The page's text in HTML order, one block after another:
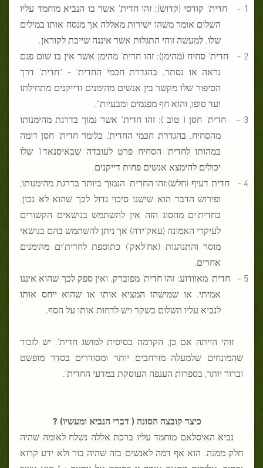
1 -
חדית' קודסי (קדוש): זהו חדית’ אשר בו הנביא מוחמד עליו
השלום אומר משהו ישירות מאללה אך מנסח אותו במילים
שלו. למעשה זוהי התגלות אשר איננה שייכת לקוראן.
2 -
חדית' סחיח (מהימן): זהו חדית’ מהימן אשר אין בו שום פגם
נראה או נסתר. בהגדרת חכמי החדית’ - “חדית’ דרך
הסיפור שלו מקשר בין אנשים מהימנים ודייקנים מתחילתו
ועד סופו, והוא חף מפגמים ומבעיות”.
3 -
חדית' חסן ( טוב ): זהו חדית’ אשר נמוך בדרגת מהימנותו
מהסחיח. בהגדרת חכמי החדית’, כלומר חדית’ חסן דומה
במהותו לחדית’ הסחיח פרט לעובדה שבאיסנאד1 שלו
יכולים להימצא אנשים פחות דייקנים.
4 -
חדית דעיף (חלש):זהו החדית’ הנמוך ביותר בדרגת מהימנותו,
ופירוש הדבר הוא שישנו סיכוי גדול לכך שהוא לא נכון.
בחדית’ים מהסוג הזה אין להשתמש בנושאים הקשורים
לעיקרי האמונה (עאק’ידה) אך ניתן להשתמש בהם בנושאי
מוסר והתנהגות (אח’לאק’) כתוספת לחדית’ים מהימנים
אחרים.
5 -
חדית' מאוודוע: זהו חדית’ מפוברק, ואין ספק לכך שהוא איננו
אמיתי. או שמישהו המציא אותו או שהוא ייחס אותו
לנביא עליו השלום בשקר ויש לדחות אותו על הסף.
זוהי הייתה אם כן, הקדמה בסיסית למושג חדית’. יש לזכור
שהמונחים שלמעלה מורחבים יותר ומסודרים בסדר מופשט
וברור יותר, בספרות הענפה העוסקת במדעי החדית’.
כיצד קובצה הסונה ( דברי הנביא ומעשיו) ?
נביא האיסלאם מוחמד עליו ברכת אללה נשלח לאומה שהיה
חלק ממנה. הוא אף דמה לאנשים בזה שהיה בור ולא ידע קרוא